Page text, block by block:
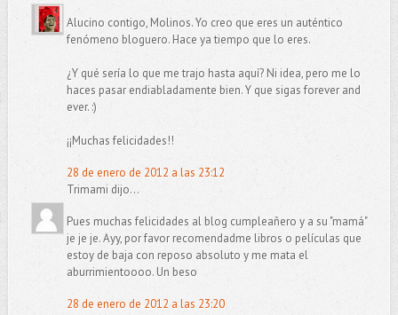
Alucino contigo, Molinos. Yo creo que eres un auténtico
fenómeno bloguero. Hace ya tiempo que lo eres.
¿Y qué sería lo que me trajo hasta aquí? Ni idea, pero me lo
haces pasar endiabladamente bien. Y que sigas forever and
ever. :)
¡¡Muchas felicidades!!
28 de enero de 2012 a las 23:12
Trimami dijo...
Pues muchas felicidades al blog cumpleañero y a su "mamá"
je je je. Ayy, por favor recomendadme libros o películas que
estoy de baja con reposo absoluto y me mata el
aburrimientoooo. Un beso
28 de enero de 2012 a las 23:20